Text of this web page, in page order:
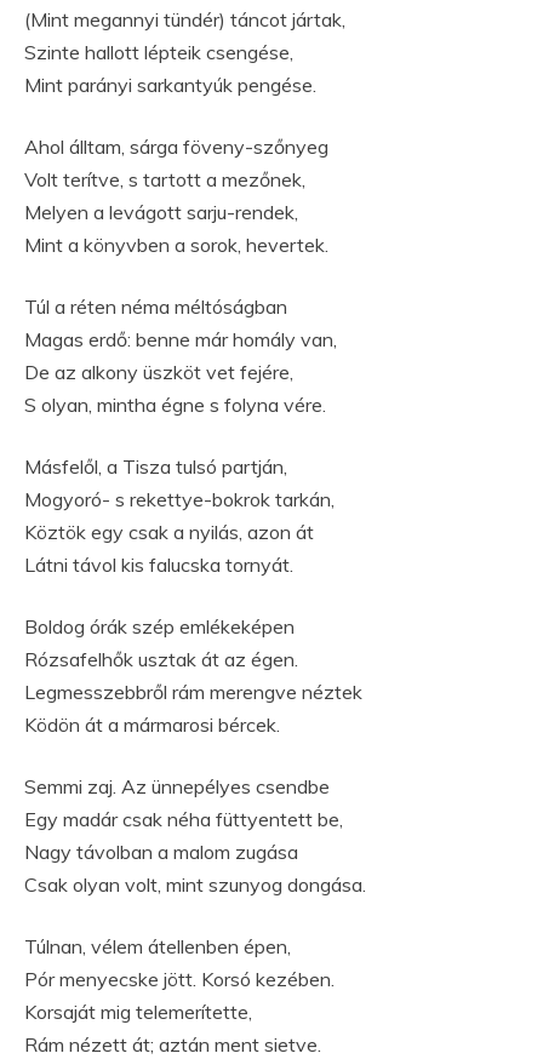
(Mint megannyi tündér) táncot jártak,
Szinte hallott lépteik csengése,
Mint parányi sarkantyúk pengése.
Ahol álltam, sárga föveny-szőnyeg
Volt terítve, s tartott a mezőnek,
Melyen a levágott sarju-rendek,
Mint a könyvben a sorok, hevertek.
Túl a réten néma méltóságban
Magas erdő: benne már homály van,
De az alkony üszköt vet fejére,
S olyan, mintha égne s folyna vére.
Másfelől, a Tisza tulsó partján,
Mogyoró- s rekettye-bokrok tarkán,
Köztök egy csak a nyilás, azon át
Látni távol kis falucska tornyát.
Boldog órák szép emlékeképen
Rózsafelhők usztak át az égen.
Legmesszebbről rám merengve néztek
Ködön át a mármarosi bércek.
Semmi zaj. Az ünnepélyes csendbe
Egy madár csak néha füttyentett be,
Nagy távolban a malom zugása
Csak olyan volt, mint szunyog dongása.
Túlnan, vélem átellenben épen,
Pór menyecske jött. Korsó kezében.
Korsaját mig telemerítette,
Rám nézett át; aztán ment sietve.